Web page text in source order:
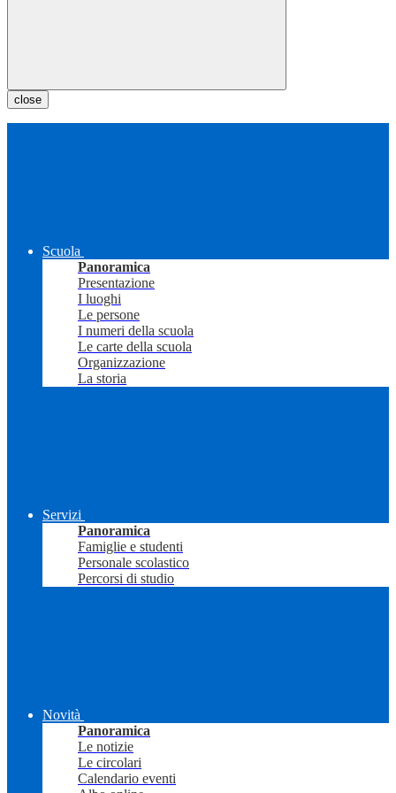
close
Scuola
Panoramica
Presentazione
I luoghi
Le persone
I numeri della scuola
Le carte della scuola
Organizzazione
La storia
Servizi
Panoramica
Famiglie e studenti
Personale scolastico
Percorsi di studio
Novità
Panoramica
Le notizie
Le circolari
Calendario eventi